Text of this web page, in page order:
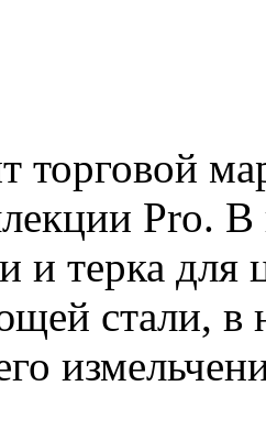
торговой
Pro.
и терка
стали, в